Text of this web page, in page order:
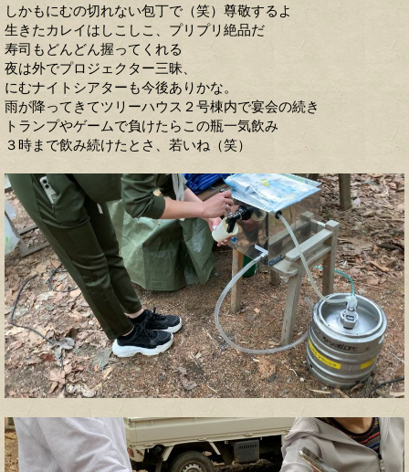
しかもにむの切れない包丁で（笑）尊敬するよ
生きたカレイはしこしこ、プリプリ絶品だ
寿司もどんどん握ってくれる
夜は外でプロジェクター三昧、
にむナイトシアターも今後ありかな。
雨が降ってきてツリーハウス２号棟内で宴会の続き
トランプやゲームで負けたらこの瓶一気飲み
３時まで飲み続けたとさ、若いね（笑）